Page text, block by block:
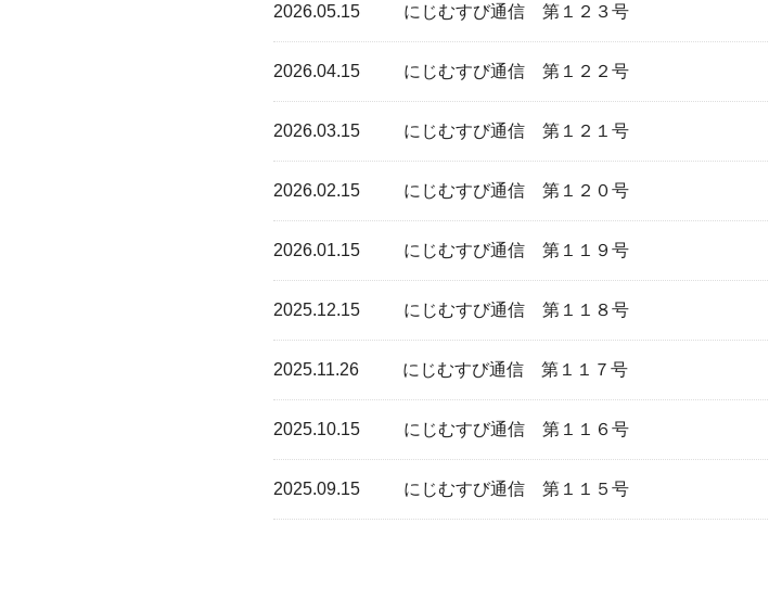
2026.05.15 にじむすび通信 第１２３号
2026.04.15 にじむすび通信 第１２２号
2026.03.15 にじむすび通信 第１２１号
2026.02.15 にじむすび通信 第１２０号
2026.01.15 にじむすび通信 第１１９号
2025.12.15 にじむすび通信 第１１８号
2025.11.26 にじむすび通信 第１１７号
2025.10.15 にじむすび通信 第１１６号
2025.09.15 にじむすび通信 第１１５号